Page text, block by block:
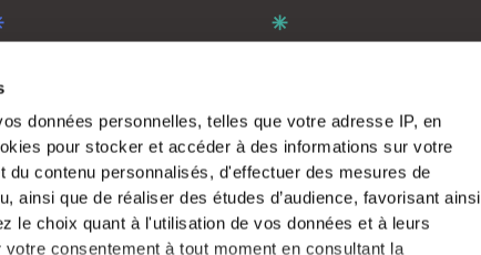
données personnelles, telles que votre adresse IP, en
pour stocker et accéder à des informations sur votre
du contenu personnalisés, d'effectuer des mesures de
ainsi que de réaliser des études d’audience, favorisant ainsi
le choix quant à l'utilisation de vos données et à leurs
consentement à tout moment en consultant la
notre communauté
Call Of Success
Qui sommes-nous ?
Fonctionnalités de la plateforme